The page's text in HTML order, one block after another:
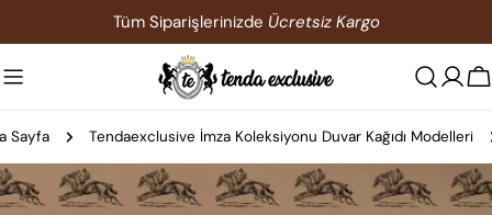
atla
Tüm Siparişlerinizde Ücretsiz Kargo
Sayfa Tendaexclusive İmza Koleksiyonu Duvar Kağıdı Modelleri
Ürün
bilgilerine